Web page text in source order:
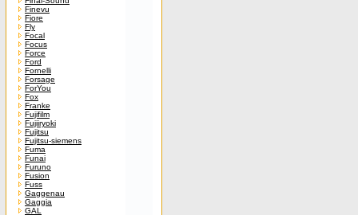
Finevu
Fiore
Fly
Focal
Focus
Force
Ford
Fornelli
Forsage
ForYou
Fox
Franke
Fujifilm
Fujiiryoki
Fujitsu
Fujitsu-siemens
Fuma
Funai
Furuno
Fusion
Fuss
Gaggenau
Gaggia
GAL